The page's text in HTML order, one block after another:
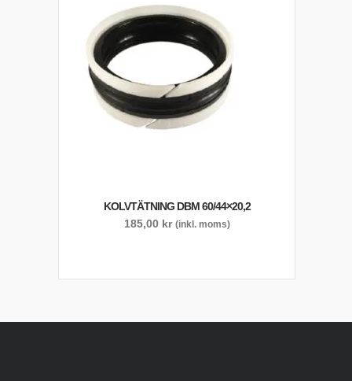
KOLVTÄTNING DBM 60/44×20,2
185,00 kr (inkl. moms)